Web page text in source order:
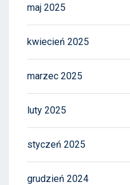
maj 2025
kwiecień 2025
marzec 2025
luty 2025
styczeń 2025
grudzień 2024